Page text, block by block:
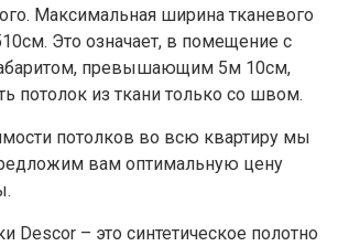
Максимальная ширина тканевого
Это означает, в помещение с
превышающим 5м 10см,
потолок из ткани только со швом.
потолков во всю квартиру мы
вам оптимальную цену
Descor – это синтетическое полотно